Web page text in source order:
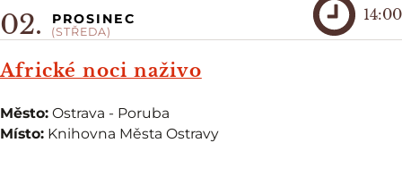
Africké noci naživo
02. PROSINEC
(STŘEDA)
14:00
Město: Ostrava - Poruba
Místo: Knihovna Města Ostravy